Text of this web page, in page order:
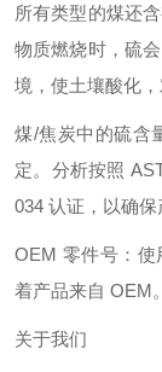
所有类型的煤还
物质燃烧时，硫
境，使土壤酸化
煤/焦炭中的硫含
定。分析按照
034 认证，以确保
OEM 零件号：使
着产品来自 OEM。
关于我们